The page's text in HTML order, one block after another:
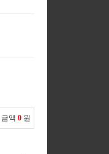
액 0 원